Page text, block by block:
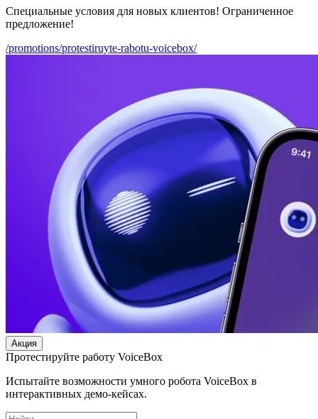
Специальные условия для новых клиентов! Ограниченное
предложение!
/promotions/protestiruyte-rabotu-voicebox/
Акция
Протестируйте работу VoiceBox
Испытайте возможности умного робота VoiceBox в
интерактивных демо-кейсах.